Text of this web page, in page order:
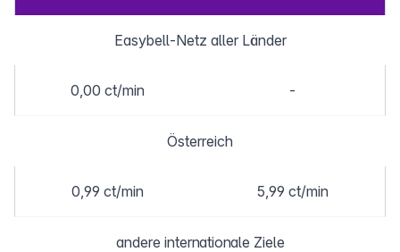
Easybell-Netz aller Länder
0,00 ct/min -
Österreich
0,99 ct/min 5,99 ct/min
andere internationale Ziele